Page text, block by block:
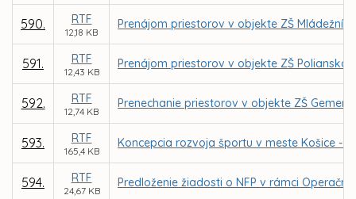
590. RTF
12,18 KB
Prenájom priestorov v objekte ZŠ
591. RTF
12,43 KB
Prenájom priestorov v objekte ZŠ Polianska
592. RTF
12,74 KB
Prenechanie priestorov v objekte ZŠ
593. RTF
165,4 KB
Koncepcia rozvoja športu v meste Košice -
594. RTF
24,67 KB
Predloženie žiadosti o NFP v rámci